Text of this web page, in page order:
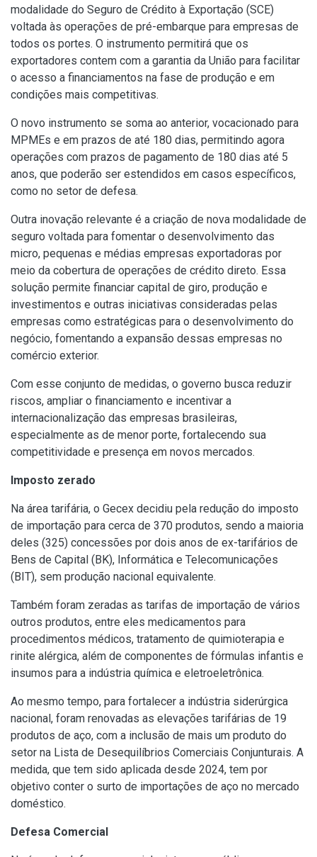
modalidade do Seguro de Crédito à Exportação (SCE)
voltada às operações de pré-embarque para empresas de
todos os portes. O instrumento permitirá que os
exportadores contem com a garantia da União para facilitar
o acesso a financiamentos na fase de produção e em
condições mais competitivas.
O novo instrumento se soma ao anterior, vocacionado para
MPMEs e em prazos de até 180 dias, permitindo agora
operações com prazos de pagamento de 180 dias até 5
anos, que poderão ser estendidos em casos específicos,
como no setor de defesa.
Outra inovação relevante é a criação de nova modalidade de
seguro voltada para fomentar o desenvolvimento das
micro, pequenas e médias empresas exportadoras por
meio da cobertura de operações de crédito direto. Essa
solução permite financiar capital de giro, produção e
investimentos e outras iniciativas consideradas pelas
empresas como estratégicas para o desenvolvimento do
negócio, fomentando a expansão dessas empresas no
comércio exterior.
Com esse conjunto de medidas, o governo busca reduzir
riscos, ampliar o financiamento e incentivar a
internacionalização das empresas brasileiras,
especialmente as de menor porte, fortalecendo sua
competitividade e presença em novos mercados.
Imposto zerado
Na área tarifária, o Gecex decidiu pela redução do imposto
de importação para cerca de 370 produtos, sendo a maioria
deles (325) concessões por dois anos de ex-tarifários de
Bens de Capital (BK), Informática e Telecomunicações
(BIT), sem produção nacional equivalente.
Também foram zeradas as tarifas de importação de vários
outros produtos, entre eles medicamentos para
procedimentos médicos, tratamento de quimioterapia e
rinite alérgica, além de componentes de fórmulas infantis e
insumos para a indústria química e eletroeletrônica.
Ao mesmo tempo, para fortalecer a indústria siderúrgica
nacional, foram renovadas as elevações tarifárias de 19
produtos de aço, com a inclusão de mais um produto do
setor na Lista de Desequilíbrios Comerciais Conjunturais. A
medida, que tem sido aplicada desde 2024, tem por
objetivo conter o surto de importações de aço no mercado
doméstico.
Defesa Comercial